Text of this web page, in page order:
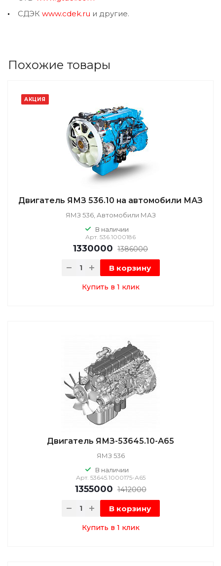
СДЭК www.cdek.ru и другие.
Похожие товары
АКЦИЯ
Двигатель ЯМЗ 536.10 на автомобили МАЗ
ЯМЗ 536, Автомобили МАЗ
В наличии
Арт. 536.1000186
1330000 1386000
В корзину
Купить в 1 клик
Двигатель ЯМЗ-53645.10-А65
ЯМЗ 536
В наличии
Арт. 53645.1000175-А65
1355000 1412000
В корзину
Купить в 1 клик